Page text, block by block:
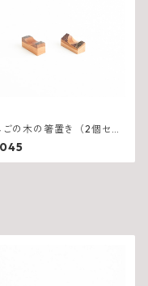
ごの木の箸置き（2個セッ